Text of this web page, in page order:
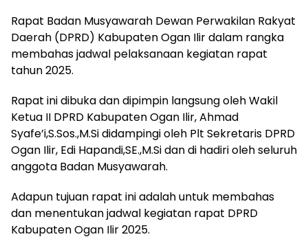
Rapat Badan Musyawarah Dewan Perwakilan Rakyat
Daerah (DPRD) Kabupaten Ogan Ilir dalam rangka
membahas jadwal pelaksanaan kegiatan rapat
tahun 2025.
Rapat ini dibuka dan dipimpin langsung oleh Wakil
Ketua II DPRD Kabupaten Ogan Ilir, Ahmad
Syafe’i,S.Sos.,M.Si didampingi oleh Plt Sekretaris DPRD
Ogan Ilir, Edi Hapandi,SE.,M.Si dan di hadiri oleh seluruh
anggota Badan Musyawarah.
Adapun tujuan rapat ini adalah untuk membahas
dan menentukan jadwal kegiatan rapat DPRD
Kabupaten Ogan Ilir 2025.